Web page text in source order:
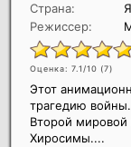
Страна:
Режиссер:
Оценка: 7.1/10 (7)
Этот
трагедию
Второй мировой
Хиросимы....